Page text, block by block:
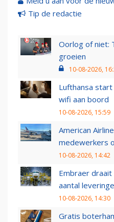
Tip de redactie
Oorlog of niet:
groeien
10-08-2026,
Lufthansa
wifi aan boord
10-08-2026, 15:59
American
medewerkers
10-08-2026, 14:42
Embraer
aantal
10-08-2026, 14:30
Gratis